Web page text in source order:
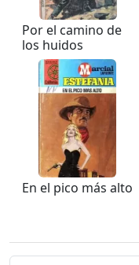
Por el camino de
los huidos
En el pico más alto